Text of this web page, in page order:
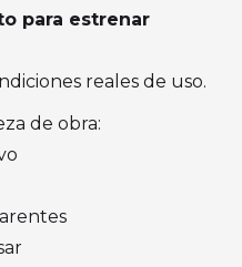
para estrenar
reales de uso.
de obra: